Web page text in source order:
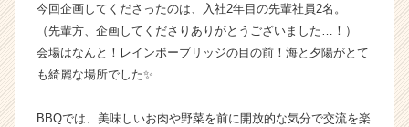
ギ
ブ・
ア
ン
テ
今回企画してくださったのは、入社2年目の先輩社員2名。
（先輩方、企画してくださりありがとうございました…！）
会場はなんと！レインボーブリッジの目の前！海と夕陽がとて
も綺麗な場所でした✨
BBQでは、美味しいお肉や野菜を前に開放的な気分で交流を楽